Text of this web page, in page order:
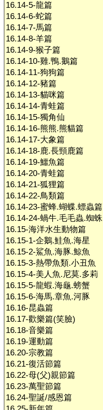
16.14-5-龍篇
16.14-6-蛇篇
16.14-7-馬篇
16.14-8-羊篇
16.14-9-猴子篇
16.14-10-雞.鴨.鵝篇
16.14-11-狗狗篇
16.14-12-豬篇
16.14-13-貓咪篇
16.14-14-青蛙篇
16.14-15-獨角仙
16.14-16-熊熊.熊貓篇
16.14-17-大象篇
16.14-18-鹿.長頸鹿篇
16.14-19-鱷魚篇
16.14-20-青蛙篇
16.14-21-狐狸篇
16.14-22-鳥類篇
16.14-23-蜜蜂.蝴蝶.螵蟲篇
16.14-24-蝸牛.毛毛蟲.蜘蛛
16.15-海洋水生動物篇
16.15-1-企鵝.鮭魚.海星
16.15-2-鯊魚.海豚.鯨魚
16.15-3-熱帶魚類.小丑魚
16.15-4-美人魚.尼莫.多莉
16.15-5-龍蝦.海龜.螃蟹
16.15-6-海馬.章魚.河豚
16.16-昆蟲篇
16.17-歡樂篇(笑臉)
16.18-音樂篇
16.19-運動篇
16.20-宗教篇
16.21-復活節篇
16.22-母(父)親節篇
16.23-萬聖節篇
16.24-聖誕/感恩篇